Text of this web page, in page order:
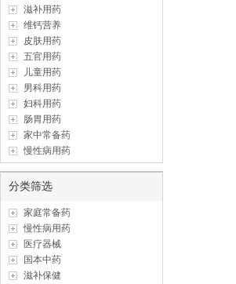
滋补用药
维钙营养
皮肤用药
五官用药
儿童用药
男科用药
妇科用药
肠胃用药
家中常备药
慢性病用药
分类筛选
家庭常备药
慢性病用药
医疗器械
国本中药
滋补保健